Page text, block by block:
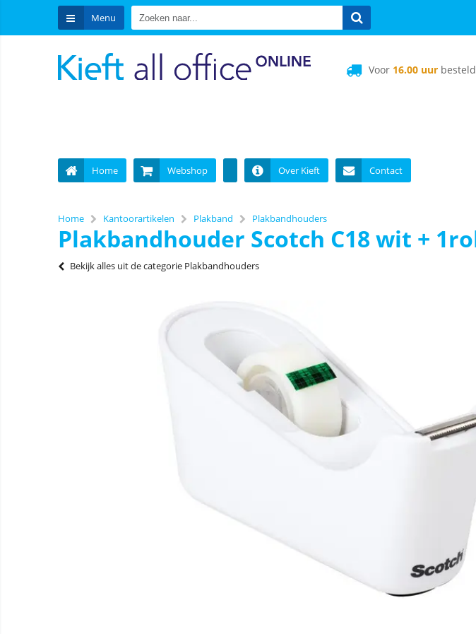
Menu
Voor 16.00 uur
Home Webshop Over Kieft Contact
Home Kantoorartikelen Plakband Plakbandhouders
Plakbandhouder Scotch C18 wit +
Bekijk alles uit de categorie Plakbandhouders